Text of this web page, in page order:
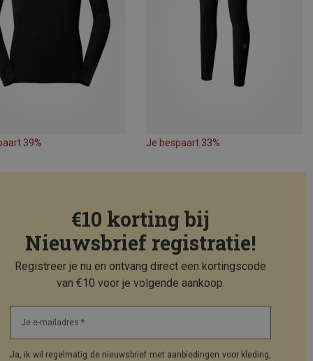
39% Je bespaart 33%
€10 korting bij
Nieuwsbrief registratie!
Registreer je nu en ontvang direct een kortingscode
van €10 voor je volgende aankoop.
Je e-mailadres *
Ja, ik wil regelmatig de nieuwsbrief met aanbiedingen voor kleding,